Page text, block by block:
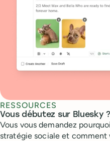
RESSOURCES
Vous débutez sur Bluesky
Vous vous demandez
stratégie sociale et comment